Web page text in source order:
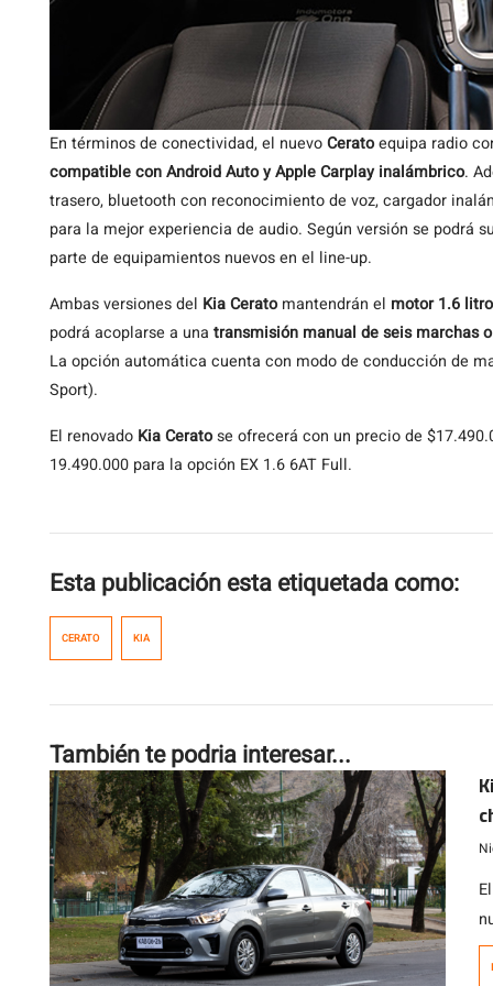
En términos de conectividad, el nuevoCeratoequipa radio
compatible con Android Auto y Apple Carplay inalámbrico.
trasero, bluetooth con reconocimiento de voz, cargador
para la mejor experiencia de audio. Según versión se podrá
parte de equipamientos nuevos en el line-up.
Ambas versiones del Kia Ceratomantendrán el motor 1.6
podrá acoplarse a una transmisión manual de seis marchas
La opción automática cuenta con modo de conducción de
Sport).
El renovado Kia Ceratose ofrecerá con un precio de
19.490.000 para la opción EX 1.6 6AT Full.
Esta publicación esta etiquetada como:
CERATO KIA
También te podria interesar...